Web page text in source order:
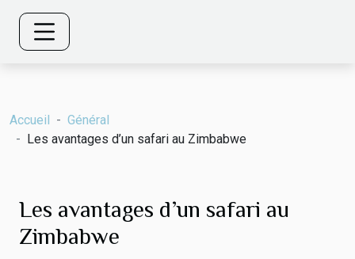
Accueil
Général
Les avantages d’un safari au Zimbabwe
Les avantages d’un safari au
Zimbabwe